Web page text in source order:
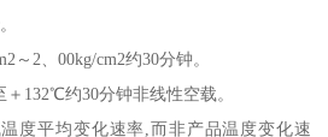
～2、00kg/cm2约30分钟。
132℃约30分钟非线性空载。
度平均变化速率,而非产品温度变化速